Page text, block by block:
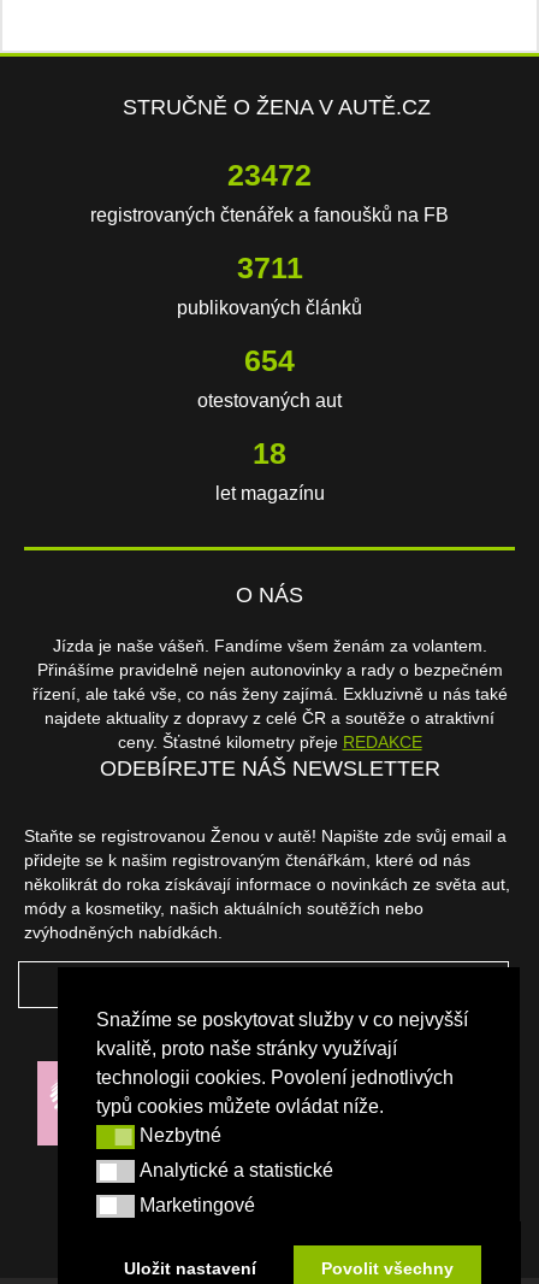
Snažíme se poskytovat služby v co nejvyšší
kvalitě, proto naše stránky využívají
technologii cookies. Povolení jednotlivých
typů cookies můžete ovládat níže.
NezbytnéNezbytné
Analytické a statistické
Analytické a statistické
Marketingové
Marketingové
Uložit nastavení Povolit všechny
STRUČNĚ O ŽENA V AUTĚ.CZ
23472
registrovaných čtenářek a fanoušků na FB
3711
publikovaných článků
654
otestovaných aut
18
let magazínu
O NÁS
Jízda je naše vášeň. Fandíme všem ženám za volantem.
Přinášíme pravidelně nejen autonovinky a rady o bezpečném
řízení, ale také vše, co nás ženy zajímá. Exkluzivně u nás také
najdete aktuality z dopravy z celé ČR a soutěže o atraktivní
ceny. Šťastné kilometry přeje REDAKCE
ODEBÍREJTE NÁŠ NEWSLETTER
Staňte se registrovanou Ženou v autě! Napište zde svůj email a
přidejte se k našim registrovaným čtenářkám, které od nás
několikrát do roka získávají informace o novinkách ze světa aut,
módy a kosmetiky, našich aktuálních soutěžích nebo
zvýhodněných nabídkách.
NAŠI PARTNEŘI